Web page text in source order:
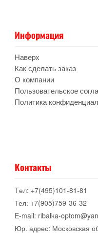
Информация
Наверх
Как сделать заказ
О компании
Пользовательское
Политика
Контакты
Tел: +7(495)101-81-81
Тел: +7(905)759-36-32
E-mail: ribalka-
Юр. адрес: Московская